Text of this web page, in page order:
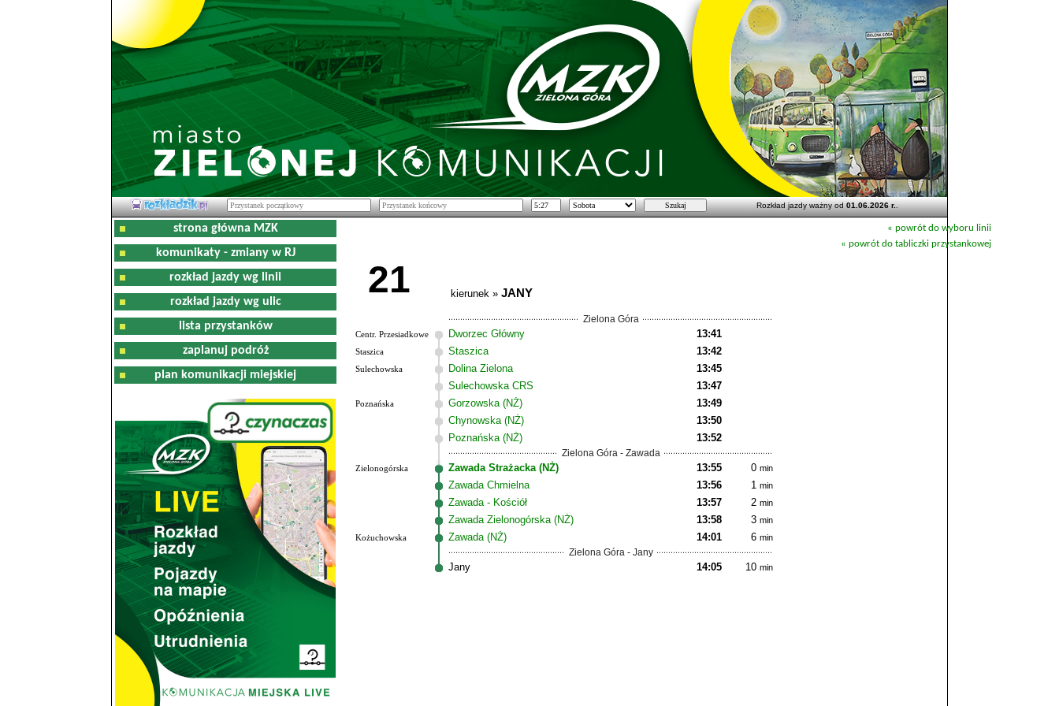
Rozkład jazdy ważny od01.06.2026 r..
strona główna MZK
komunikaty - zmiany w RJ
rozkład jazdy wg linii
rozkład jazdy wg ulic
lista przystanków
zaplanuj podróż
plan komunikacji miejskiej
« powrót do wyboru linii
« powrót do tabliczki przystankowej
21 kierunek » JANY
Zielona Góra
Centr. Przesiadkowe Dworzec Główny 13:41
Staszica Staszica 13:42
Sulechowska Dolina Zielona
13:45
Sulechowska CRS
13:47
Poznańska Gorzowska (NŻ)
13:49
Chynowska (NŻ)
13:50
Poznańska (NŻ)
13:52
Zielona Góra - Zawada
Zielonogórska Zawada Strażacka (NŻ) 13:55 0 min
Zawada Chmielna 13:56 1 min
Zawada - Kościół 13:57 2 min
Zawada Zielonogórska (NŻ) 13:58 3 min
Kożuchowska
Zawada (NŻ) 14:01 6 min
Zielona Góra - Jany
Jany 14:05 10 min